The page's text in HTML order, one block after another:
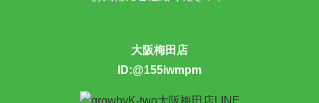
大阪梅田店
ID:@155iwmpm